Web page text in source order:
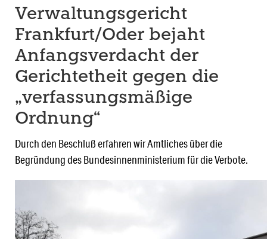
Verwaltungsgericht
Frankfurt/Oder bejaht
Anfangsverdacht der
Gerichtetheit gegen die
„verfassungsmäßige
Ordnung“
Durch den Beschluß erfahren wir Amtliches über die
Begründung des Bundesinnenministerium für die Verbote.